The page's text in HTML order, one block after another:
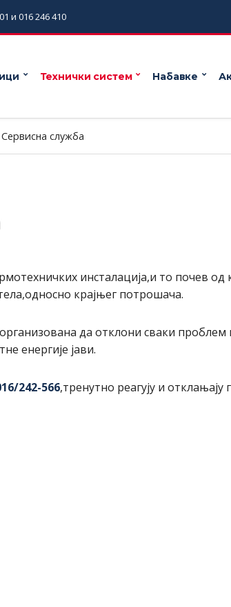
и 016 246 410
Технички систем Набавке
Сервисна служба
инсталација,и то почев од
крајњег потрошача.
да отклони сваки проблем
енергије јави.
242-566,тренутно реагују и